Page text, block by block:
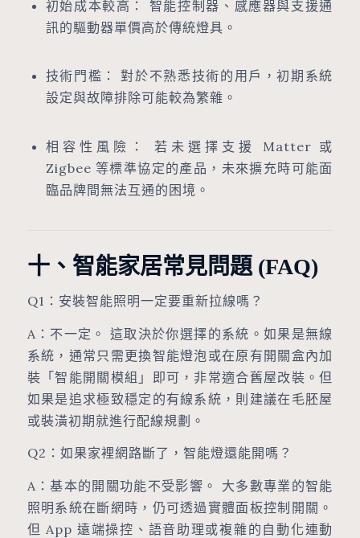
初始成本較高： 智能控制器、感應器與支援通
訊的驅動器單價高於傳統燈具。
技術門檻： 對於不熟悉技術的用戶，初期系統
設定與故障排除可能較為繁雜。
相容性風險： 若未選擇支援 Matter 或
Zigbee 等標準協定的產品，未來擴充時可能面
臨品牌間無法互通的困境。
十、智能家居常見問題 (FAQ)
Q1：安裝智能照明一定要重新拉線嗎？
A：不一定。 這取決於你選擇的系統。如果是無線
系統，通常只需更換智能燈泡或在原有開關盒內加
裝「智能開關模組」即可，非常適合舊屋改裝。但
如果是追求極致穩定的有線系統，則建議在毛胚屋
或裝潢初期就進行配線規劃。
Q2：如果家裡網路斷了，智能燈還能開嗎？
A：基本的開關功能不受影響。 大多數專業的智能
照明系統在斷網時，仍可透過實體面板控制開關。
但 App 遠端操控、語音助理或複雜的自動化連動